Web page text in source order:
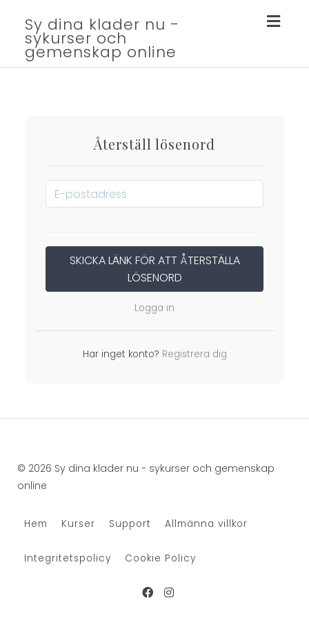
Sy dina klader nu -
sykurser och
gemenskap online
Återställ lösenord
Logga in
Har inget konto? Registrera dig
© 2026 Sy dina klader nu - sykurser och gemenskap
online
Hem Kurser Support Allmänna villkor
Integritetspolicy Cookie Policy